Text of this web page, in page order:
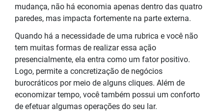
mudança, não há economia apenas dentro das quatro
paredes, mas impacta fortemente na parte externa.
Quando há a necessidade de uma rubrica e você não
tem muitas formas de realizar essa ação
presencialmente, ela entra como um fator positivo.
Logo, permite a concretização de negócios
burocráticos por meio de alguns cliques. Além de
economizar tempo, você também possui um conforto
de efetuar algumas operações do seu lar.